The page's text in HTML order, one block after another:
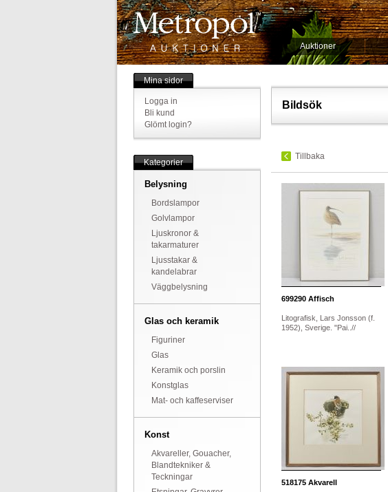
Auktioner
Mina sidor
Logga in
Bli kund
Glömt login?
Kategorier
Belysning
Bordslampor
Golvlampor
Ljuskronor &
takarmaturer
Ljusstakar &
kandelabrar
Väggbelysning
Glas och keramik
Figuriner
Glas
Keramik och porslin
Konstglas
Mat- och kaffeserviser
Konst
Akvareller, Gouacher,
Blandtekniker &
Teckningar
Bildsök
Tillbaka
699290Affisch
Litografisk, Lars Jonsson (f.
1952), Sverige. "Pai..//
518175Akvarell